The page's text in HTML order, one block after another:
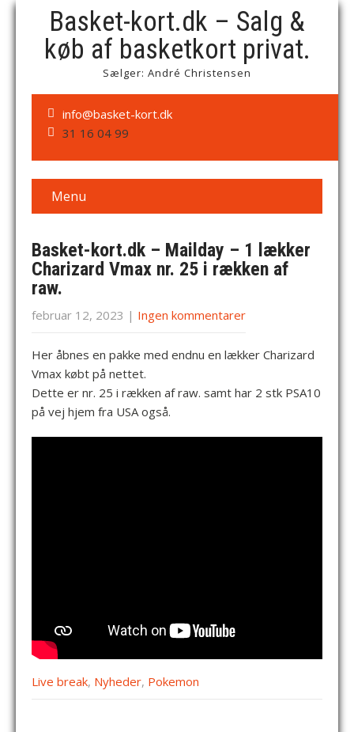
Basket-kort.dk – Salg &
køb af basketkort privat.
Sælger: André Christensen
info@basket-kort.dk
31 16 04 99
Menu
Basket-kort.dk – Mailday – 1 lækker
Charizard Vmax nr. 25 i rækken af
raw.
februar 12, 2023 | Ingen kommentarer
Her åbnes en pakke med endnu en lækker Charizard
Vmax købt på nettet.
Dette er nr. 25 i rækken af raw. samt har 2 stk PSA10
på vej hjem fra USA også.
Live break, Nyheder, Pokemon